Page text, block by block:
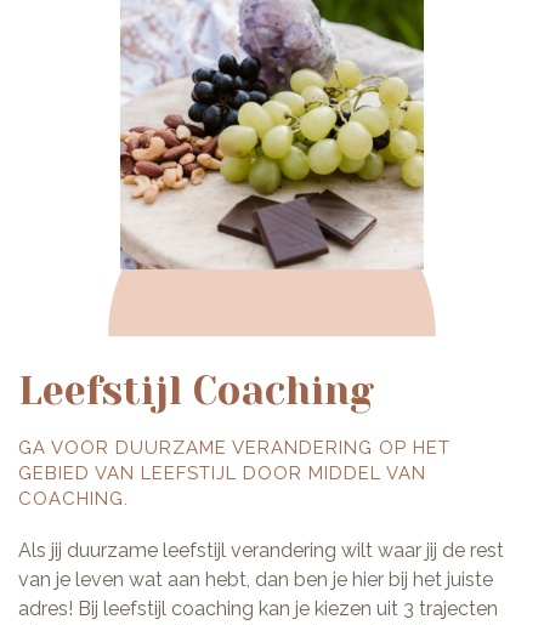
Leefstijl Coaching
GA VOOR DUURZAME VERANDERING OP HET
GEBIED VAN LEEFSTIJL DOOR MIDDEL VAN
COACHING.
Als jij duurzame leefstijl verandering wilt waar jij de rest
van je leven wat aan hebt, dan ben je hier bij het juiste
adres! Bij leefstijl coaching kan je kiezen uit 3 trajecten